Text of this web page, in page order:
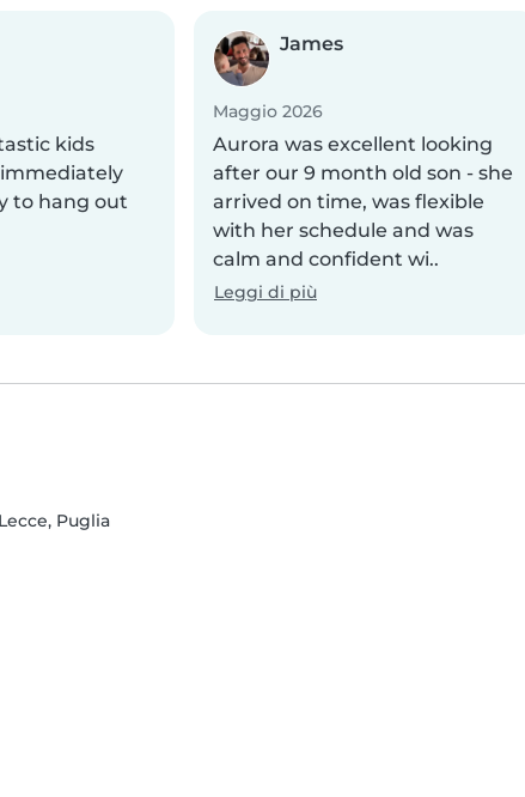
kids
to hang out
James
Maggio 2026
Aurora was excellent looking
after our 9 month old son - she
arrived on time, was flexible
with her schedule and was
calm and confident wi..
Leggi di più
Puglia